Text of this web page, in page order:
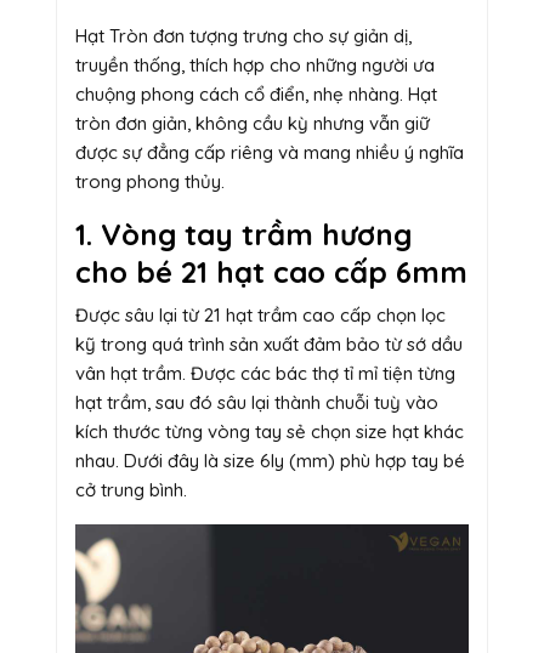
Hạt Tròn đơn tượng trưng cho sự giản dị,
truyền thống, thích hợp cho những người ưa
chuộng phong cách cổ điển, nhẹ nhàng. Hạt
tròn đơn giản, không cầu kỳ nhưng vẫn giữ
được sự đẳng cấp riêng và mang nhiều ý nghĩa
trong phong thủy.
1. Vòng tay trầm hương
cho bé 21 hạt cao cấp 6mm
Được sâu lại từ 21 hạt trầm cao cấp chọn lọc
kỹ trong quá trình sản xuất đảm bảo từ sớ dầu
vân hạt trầm. Được các bác thợ tỉ mỉ tiện từng
hạt trầm, sau đó sâu lại thành chuỗi tuỳ vào
kích thước từng vòng tay sẻ chọn size hạt khác
nhau. Dưới đây là size 6ly (mm) phù hợp tay bé
cở trung bình.